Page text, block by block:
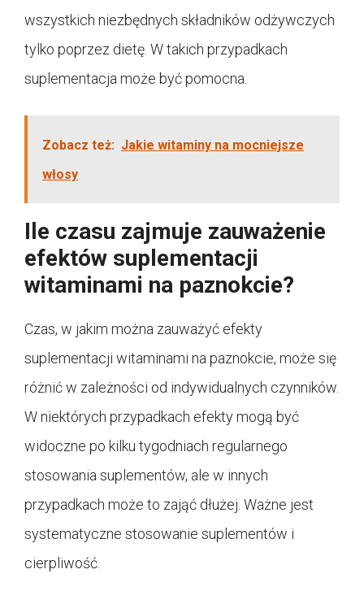
wszystkich niezbędnych składników odżywczych
tylko poprzez dietę. W takich przypadkach
suplementacja może być pomocna.
Zobacz też: Jakie witaminy na mocniejsze
włosy
Ile czasu zajmuje zauważenie
efektów suplementacji
witaminami na paznokcie?
Czas, w jakim można zauważyć efekty
suplementacji witaminami na paznokcie, może się
różnić w zależności od indywidualnych czynników.
W niektórych przypadkach efekty mogą być
widoczne po kilku tygodniach regularnego
stosowania suplementów, ale w innych
przypadkach może to zająć dłużej. Ważne jest
systematyczne stosowanie suplementów i
cierpliwość.